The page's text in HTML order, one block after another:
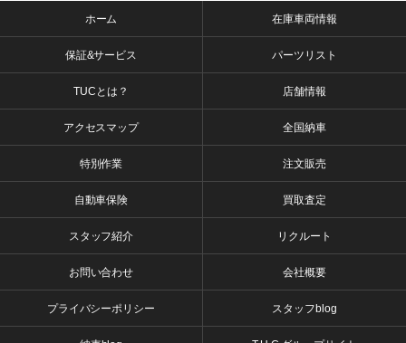
ホーム 在庫車両情報
保証&サービス パーツリスト
TUCとは？ 店舗情報
アクセスマップ 全国納車
特別作業 注文販売
自動車保険 買取査定
スタッフ紹介 リクルート
お問い合わせ 会社概要
プライバシーポリシー スタッフblog